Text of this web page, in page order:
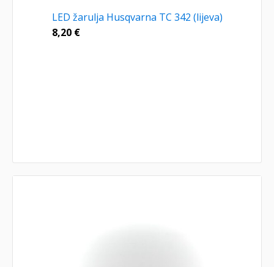
LED žarulja Husqvarna TC 342 (lijeva)
8,20 €